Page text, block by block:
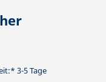
3-5 Tage